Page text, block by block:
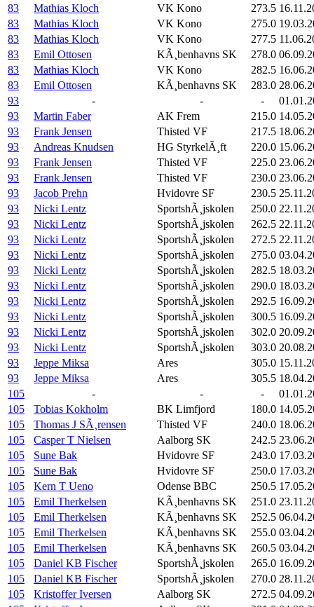
83
Mathias Kloch VK Kono 273.5
83
Mathias Kloch VK Kono 275.0
83
Mathias Kloch VK Kono 277.5
83
Emil Ottosen KÃ¸benhavns SK 278.0
83
Mathias Kloch VK Kono 282.5
83
Emil Ottosen KÃ¸benhavns SK 283.0
93
- - -
93
Martin Faber AK Frem 215.0
93
Frank Jensen Thisted VF 217.5
93
Andreas Knudsen HG StyrkelÃ¸ft 220.0
93
Frank Jensen Thisted VF 225.0
93
Frank Jensen Thisted VF 230.0
93
Jacob Prehn Hvidovre SF 230.5
93
Nicki Lentz SportshÃ¸jskolen 250.0
93
Nicki Lentz SportshÃ¸jskolen 262.5
93
Nicki Lentz SportshÃ¸jskolen 272.5
93
Nicki Lentz SportshÃ¸jskolen 275.0
93
Nicki Lentz SportshÃ¸jskolen 282.5
93
Nicki Lentz SportshÃ¸jskolen 290.0
93
Nicki Lentz SportshÃ¸jskolen 292.5
93
Nicki Lentz SportshÃ¸jskolen 300.5
93
Nicki Lentz SportshÃ¸jskolen 302.0
93
Nicki Lentz SportshÃ¸jskolen 303.0
93
Jeppe Miksa Ares 305.0
93
Jeppe Miksa Ares 305.5
105
- - -
105
Tobias Kokholm BK Limfjord 180.0
105
Thomas J SÃ¸rensen Thisted VF 240.0
105
Casper T Nielsen Aalborg SK 242.5
105
Sune Bak Hvidovre SF 243.0
105
Sune Bak Hvidovre SF 250.0
105
Kern T Ueno Odense BBC 250.5
105
Emil Therkelsen KÃ¸benhavns SK 251.0
105
Emil Therkelsen KÃ¸benhavns SK 252.5
105
Emil Therkelsen KÃ¸benhavns SK 255.0
105
Emil Therkelsen KÃ¸benhavns SK 260.5
105
Daniel KB Fischer SportshÃ¸jskolen 265.0
105
Daniel KB Fischer SportshÃ¸jskolen 270.0
105
Kristoffer Iversen Aalborg SK 272.5